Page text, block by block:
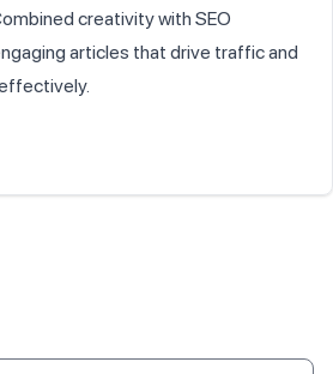
creativity with SEO
articles that drive traffic and